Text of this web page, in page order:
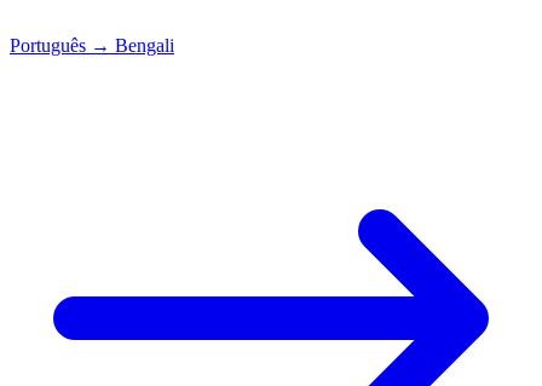
Português → Bengali